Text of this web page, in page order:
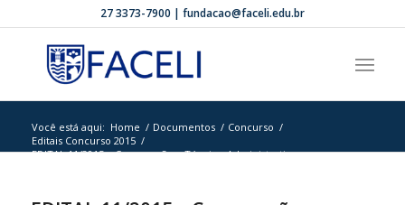
27 3373-7900 | fundacao@faceli.edu.br
Você está aqui: Home / Documentos / Concurso /
Editais Concurso 2015 /
EDITAL 11/2015 – Convocação – Técnico-Administrativos